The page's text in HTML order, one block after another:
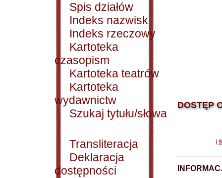
Spis działów
Indeks nazwisk
Indeks rzeczowy
Kartoteka
czasopism
Kartoteka teatrów
Kartoteka
wydawnictw
Szukaj tytułu/słowa
Transliteracja
Deklaracja
dostępności
DOSTĘP
|